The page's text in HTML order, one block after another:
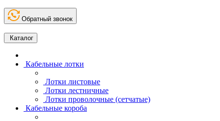
Обратный звонок
Каталог
Кабельные лотки
Лотки листовые
Лотки лестничные
Лотки проволочные (сетчатые)
Кабельные короба